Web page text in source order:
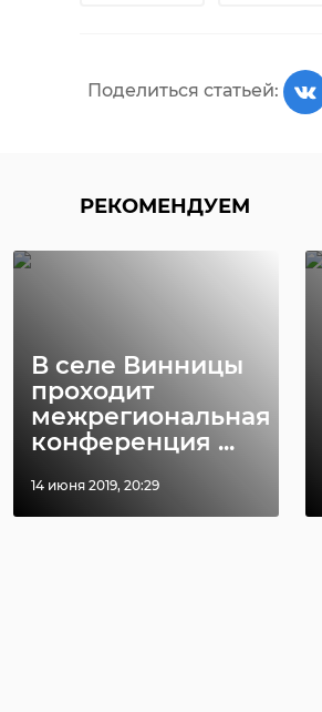
Поделиться статьей:
РЕКОМЕНДУЕМ
В селе Винницы
проходит
межрегиональная
конференция ...
14 июня 2019, 20:29
сантехники
16 августа 2021, 11:50